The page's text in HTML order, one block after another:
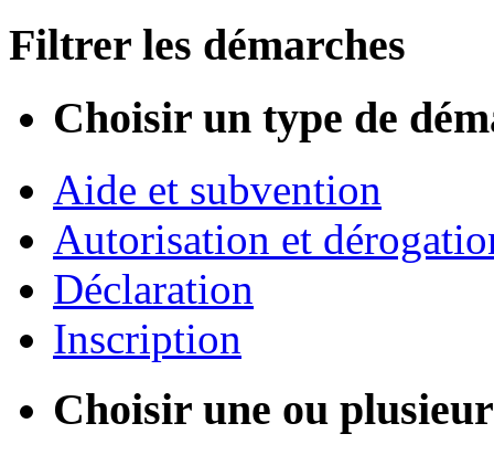
Filtrer les démarches
Choisir un type de
Aide et subvention
Autorisation et
Déclaration
Inscription
Choisir une ou